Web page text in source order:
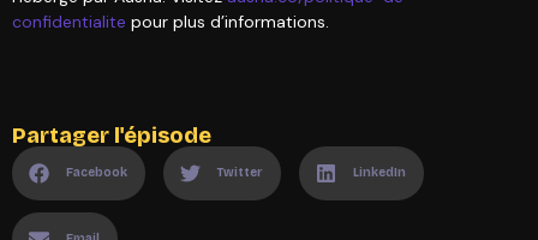
confidentialite pour plus d’informations.
Partager l'épisode
Facebook Twitter LinkedIn